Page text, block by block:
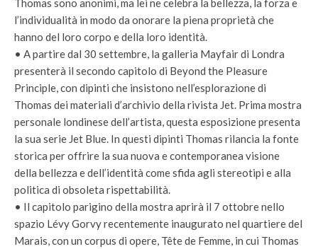
Thomas sono anonimi, ma lei ne celebra la bellezza, la forza e
l’individualità in modo da onorare la piena proprietà che
hanno del loro corpo e della loro identità.
• A partire dal 30 settembre, la galleria Mayfair di Londra
presenterà il secondo capitolo di Beyond the Pleasure
Principle, con dipinti che insistono nell’esplorazione di
Thomas dei materiali d’archivio della rivista Jet. Prima mostra
personale londinese dell’artista, questa esposizione presenta
la sua serie Jet Blue. In questi dipinti Thomas rilancia la fonte
storica per offrire la sua nuova e contemporanea visione
della bellezza e dell’identità come sfida agli stereotipi e alla
politica di obsoleta rispettabilità.
• Il capitolo parigino della mostra aprirà il 7 ottobre nello
spazio Lévy Gorvy recentemente inaugurato nel quartiere del
Marais, con un corpus di opere, Tête de Femme, in cui Thomas